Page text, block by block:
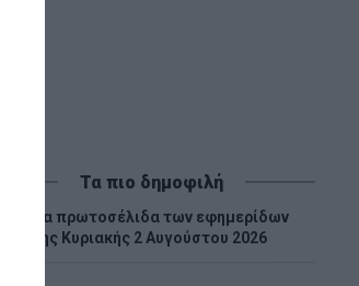
Τα πιο δημοφιλή
Tα πρωτοσέλιδα των εφημερίδων
της Κυριακής 2 Αυγούστου 2026